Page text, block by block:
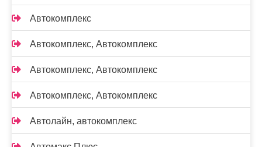
Автокомплекс
Автокомплекс, Автокомплекс
Автокомплекс, Автокомплекс
Автокомплекс, Автокомплекс
Автолайн, автокомплекс